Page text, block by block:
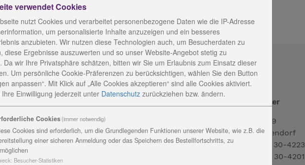
Kontakt
Cathleen Müller
Altengesees 29
07368 Remptendorf
Tel.: 036643 - 30-4223
Fax: 036643 - 30-4201
verwendet Cookies
nutzt Cookies und verarbeitet personenbezogene Daten wie die IP-Adresse
um personalisierte Inhalte anzuzeigen und ein besseres
anzubieten. Wir nutzen diese Technologien auch, um Besucherdaten zu
diese Ergebnisse auszuwerten und so unser Website-Angebot stetig zu
Da wir Ihre Privatsphäre schätzen, bitten wir Sie um Erlaubnis zum Einsatz dieser
Um persönliche Cookie-Präferenzen zu berücksichtigen, wählen Sie den Button
anpassen“. Mit Klick auf „Alle Cookies akzeptieren“ sind alle Cookies aktiviert.
Einwilligung jederzeit unter Datenschutz zurückziehen bzw. ändern.
Cookies(immer notwendig)
Cookies sind erforderlich, um die Grundlegenden Funktionen unserer Website, wie z.B. die
einer sicheren Anmeldung oder das Speichern des Bestellfortschritts, zu
: Besucher-Statistiken